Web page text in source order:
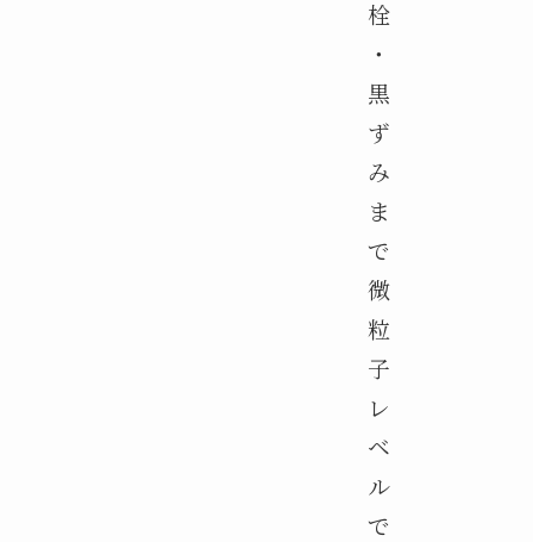
栓
・
黒
ず
み
ま
で
微
粒
子
レ
ベ
ル
で